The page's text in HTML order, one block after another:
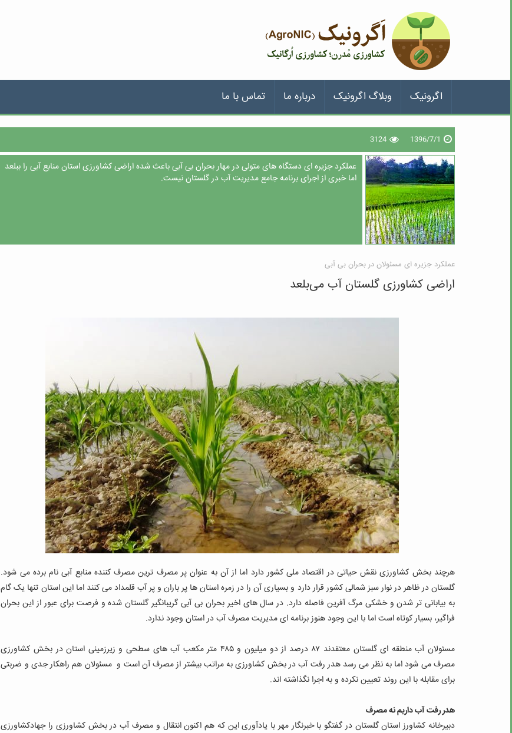
اگرونیک وبلاگ اگرونیک درباره ما تماس با ما
1396/7/1
3124
عملکرد جزیره ای دستگاه های متولی در مهار بحران بی آبی باعث شده اراضی کشاورزی استان منابع آبی را ببلعد
اما خبری از اجرای برنامه جامع مدیریت آب در گلستان نیست.
عملکرد جزیره ای مسئولان در بحران بی آبی
اراضی کشاورزی گلستان آب می‌بلعد
هرچند بخش کشاورزی نقش حیاتی در اقتصاد ملی کشور دارد اما از آن به عنوان پر مصرف ترین مصرف کننده منابع آبی نام برده می شود.
گلستان در ظاهر در نوار سبز شمالی کشور قرار دارد و بسیاری آن را در زمره استان ها پر باران و پر آب قلمداد می کنند اما این استان تنها یک گام
به بیابانی ‌تر شدن و خشکی مرگ ‌آفرین فاصله دارد. در سال های اخیر بحران بی آبی گریبانگیر گلستان شده و فرصت برای عبور از این بحران
فراگیر، بسیار کوتاه است اما با این وجود هنوز برنامه ای مدیریت مصرف آب در استان وجود ندارد.
مسئولان آب منطقه ای گلستان معتقدند ۸۷ درصد از دو میلیون و ۴۸۵ متر مکعب آب های سطحی و زیرزمینی استان در بخش کشاورزی
مصرف می شود اما به نظر می رسد هدر رفت آب در بخش کشاورزی به مراتب بیشتر از مصرف آن است و مسئولان هم راهکار جدی و ضربتی
برای مقابله با این روند تعیین نکرده و به اجرا نگذاشته اند.
هدر رفت آب داریم نه مصرف
دبیرخانه کشاورز استان گلستان در گفتگو با خبرنگار مهر با یادآوری این که هم اکنون انتقال و مصرف آب در بخش کشاورزی را جهادکشاورزی